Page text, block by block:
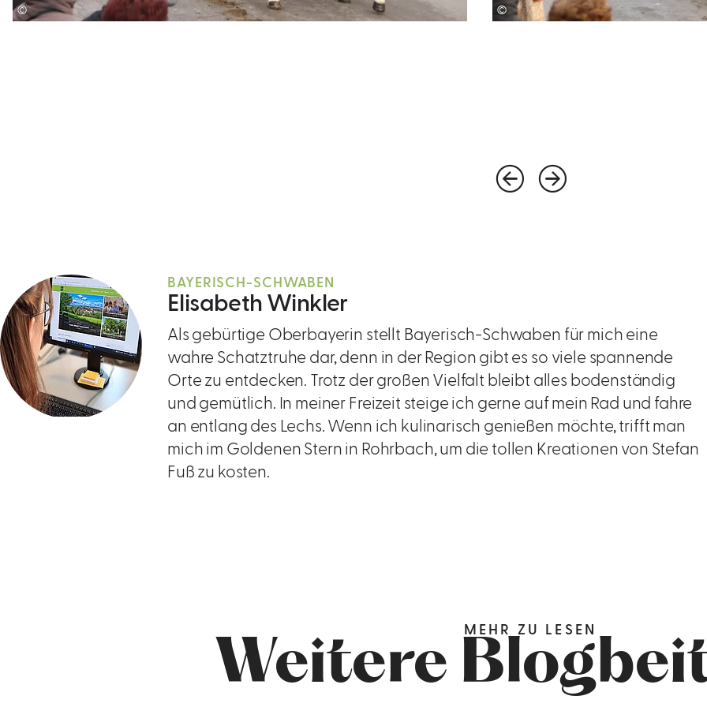
© ©
BAYERISCH-SCHWABEN
Elisabeth Winkler
Als gebürtige Oberbayerin stellt Bayerisch-Schwaben für mich eine
wahre Schatztruhe dar, denn in der Region gibt es so viele spannende
Orte zu entdecken. Trotz der großen Vielfalt bleibt alles bodenständig
und gemütlich. In meiner Freizeit steige ich gerne auf mein Rad und fahre
an entlang des Lechs. Wenn ich kulinarisch genießen möchte, trifft man
mich im Goldenen Stern in Rohrbach, um die tollen Kreationen von Stefan
Fuß zu kosten.
MEHR ZU LESEN
Weitere